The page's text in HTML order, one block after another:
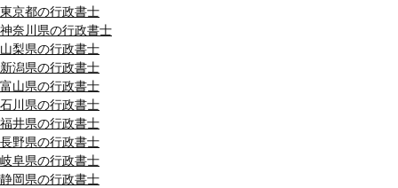
東京都の行政書士
神奈川県の行政書士
山梨県の行政書士
新潟県の行政書士
富山県の行政書士
石川県の行政書士
福井県の行政書士
長野県の行政書士
岐阜県の行政書士
静岡県の行政書士